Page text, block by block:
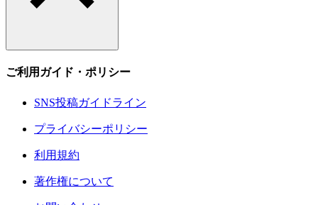
ご利用ガイド・ポリシー
SNS投稿ガイドライン
プライバシーポリシー
利用規約
著作権について